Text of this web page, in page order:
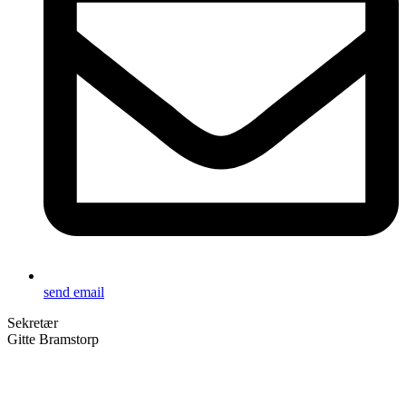
send email
Sekretær
Gitte Bramstorp